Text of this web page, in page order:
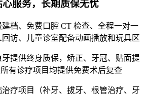
服务，长期质保无忧
档、免费口腔 CT 检查、全程一对一
访、儿童诊室配备动画播放和玩具区
提供终身质保，矫正、牙冠、贴面提
有诊疗项目均提供免费术后复查
治疗项目（补牙、拔牙、根管治疗、牙